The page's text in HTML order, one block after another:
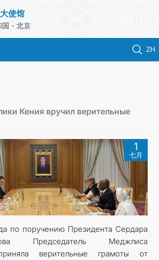
使馆
国 - 北京
ZH
领事服务
外交部
联系我们
Кения вручил верительные
1
七月
по поручению Президента Сердара
Председатель Меджлиса
верительные грамоты от